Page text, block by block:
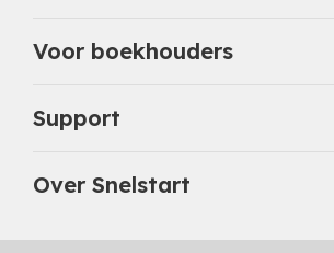
Voor boekhouders
Support
Over Snelstart